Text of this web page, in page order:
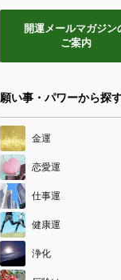
開運メールマガジン
ご案内
願い事・パワーから探
金運
恋愛運
仕事運
健康運
浄化